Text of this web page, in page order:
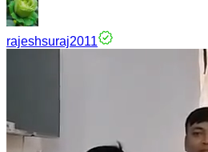
rajeshsuraj2011